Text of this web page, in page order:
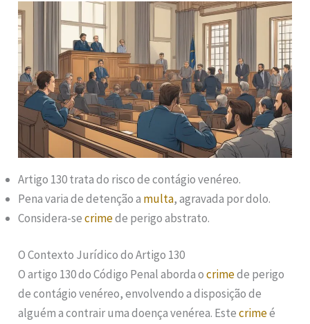
Artigo 130 trata do risco de contágio venéreo.
Pena varia de detenção a multa, agravada por dolo.
Considera-secrimede perigo abstrato.
O Contexto Jurídico do Artigo 130
O artigo 130 do Código Penal aborda ocrimede perigo
de contágio venéreo, envolvendo a disposição de
alguém a contrair uma doença venérea. Estecrimeé